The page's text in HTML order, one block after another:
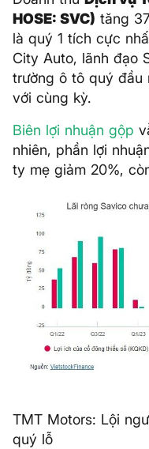
HOSE: SVC) tăng
là quý 1 tích cực
City Auto, lãnh đạo
trường ô tô quý đầu
với cùng kỳ.
Biên lợi nhuận gộp
nhiên, phần lợi
ty mẹ giảm 20%,
TMT Motors: Lội
quý lỗ